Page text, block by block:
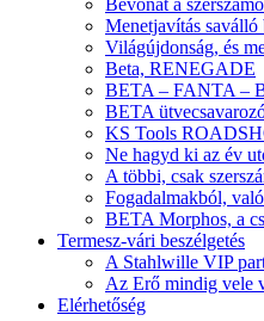
Bevonat a
Menetjavítás saválló
Világújdonság, és
Beta, RENEGADE
BETA – FANTA –
BETA
KS Tools
Ne hagyd ki az év
A többi, csak
Fogadalmakból,
BETA Morphos, a
Termesz-vári beszélgetés
A Stahlwille VIP
Az Erő mindig vele
Elérhetőség